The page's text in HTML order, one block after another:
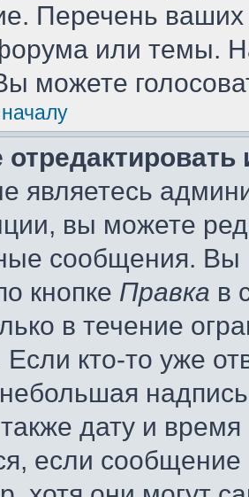
Перечень ваших
или темы.
можете
являетесь
вы можете
сообщения. Вы
кнопке Правка в
в течение
Если кто-то уже
дату и
если